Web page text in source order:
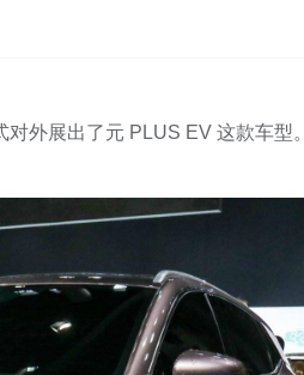
外展出了元 PLUS EV 这款车型。